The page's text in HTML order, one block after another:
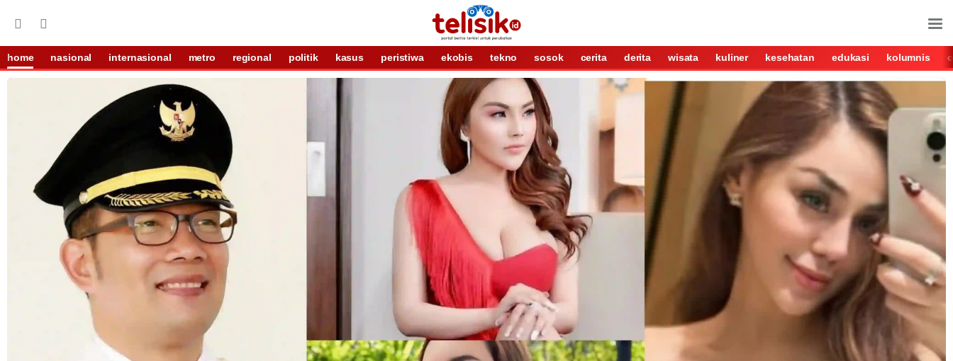
home nasional internasional metro regional politik kasus peristiwa ekobis tekno sosok cerita derita wisata kuliner kesehatan edukasi kolumnis